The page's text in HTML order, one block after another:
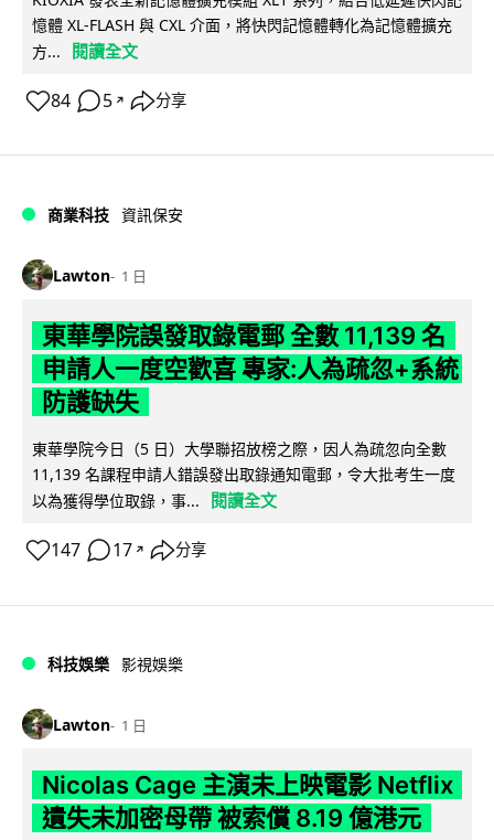
憶體 XL-FLASH 與 CXL 介面，將快閃記憶體轉化為記憶體擴充
方...
閱讀全文
84 5 ↗ 分享
商業科技 資訊保安
Lawton 1 日
東華學院誤發取錄電郵 全數 11,139 名
申請人一度空歡喜 專家:人為疏忽+系統
防護缺失
東華學院今日（5 日）大學聯招放榜之際，因人為疏忽向全數
11,139 名課程申請人錯誤發出取錄通知電郵，令大批考生一度
以為獲得學位取錄，事...
閱讀全文
147 17 ↗ 分享
科技娛樂 影視娛樂
Lawton 1 日
Nicolas Cage 主演未上映電影 Netflix
遺失未加密母帶 被索償 8.19 億港元